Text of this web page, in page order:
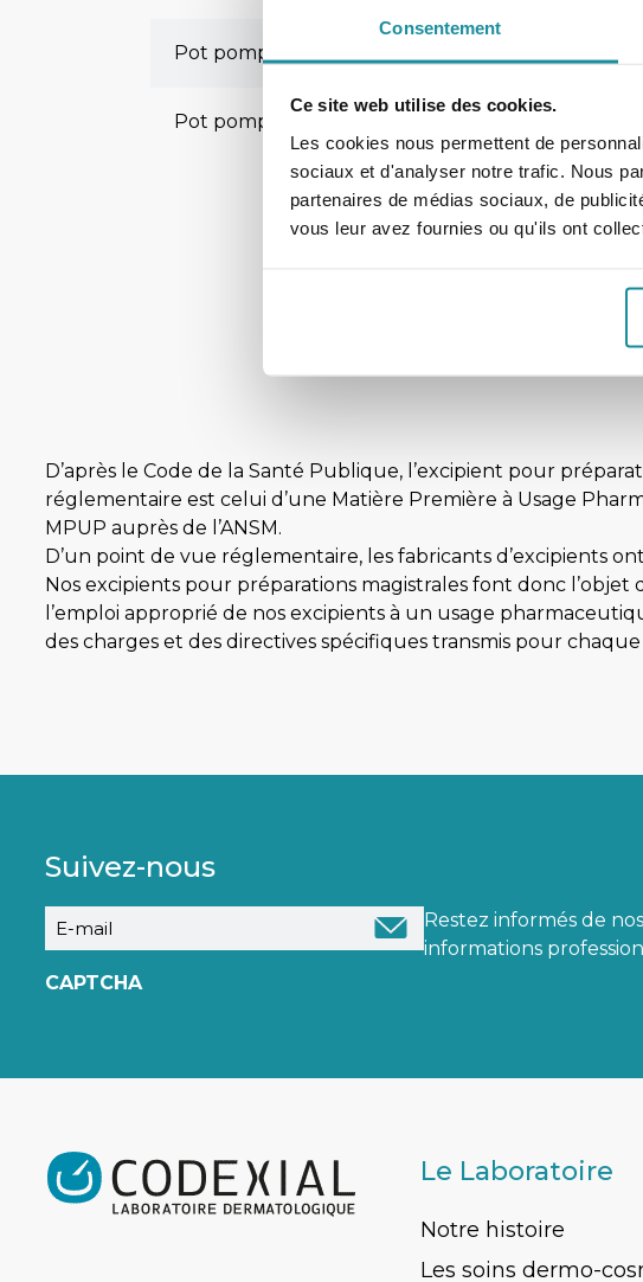
Consentement
Ce site web utilise des cookies.
Les cookies nous permettent de
sociaux et d'analyser notre trafic. Nous
partenaires de médias sociaux, de
vous leur avez fournies ou qu'ils ont
Pot pompe 300 ml
Pot pompe 300 ml
D’après le Code de la Santé Publique, l’excipient pour
réglementaire est celui d’une Matière Première à Usage
MPUP auprès de l’ANSM.
D’un point de vue réglementaire, les fabricants d’excipients
Nos excipients pour préparations magistrales font donc
l’emploi approprié de nos excipients à un usage
des charges et des directives spécifiques transmis pour
Suivez-nous
E-
mail
CAPTCHA
Restez informés de
informations
Le Laboratoire
Notre histoire
Les soins dermo-